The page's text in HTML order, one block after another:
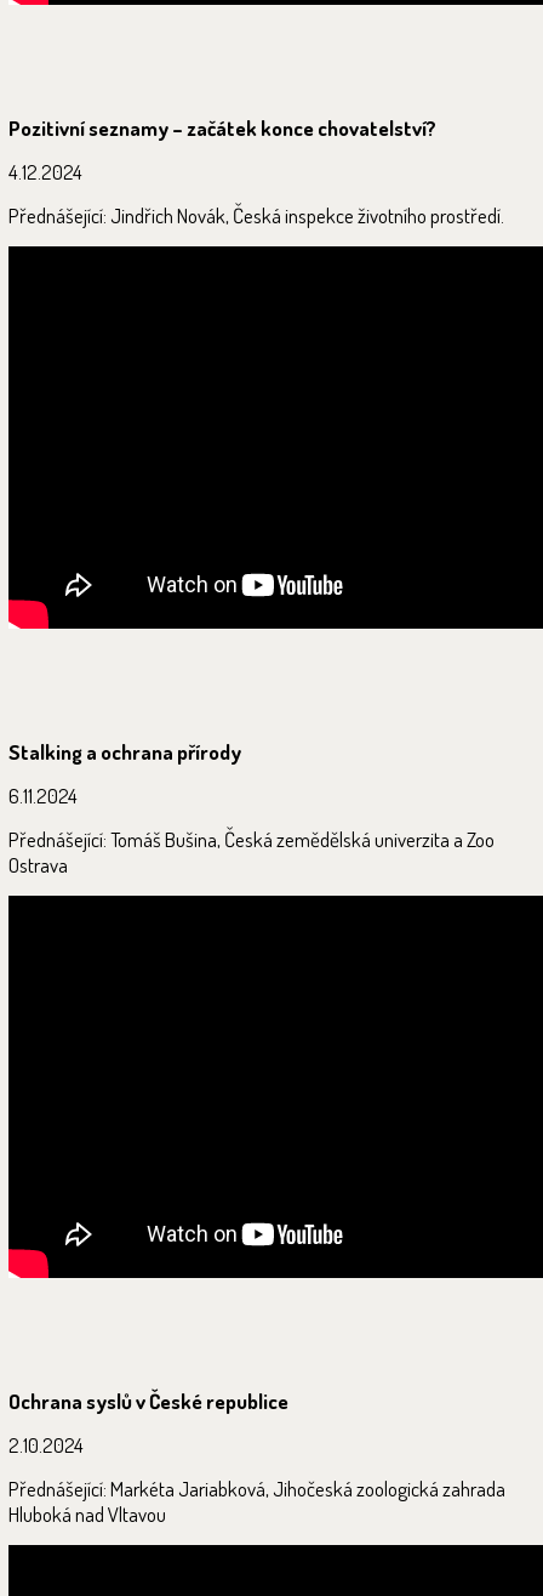
Pozitivní seznamy – začátek konce chovatelství?
4.12.2024
Přednášející: Jindřich Novák, Česká inspekce životního prostředí.
Stalking a ochrana přírody
6.11.2024
Přednášející: Tomáš Bušina, Česká zemědělská univerzita a Zoo
Ostrava
Ochrana syslů v České republice
2.10.2024
Přednášející: Markéta Jariabková, Jihočeská zoologická zahrada
Hluboká nad Vltavou